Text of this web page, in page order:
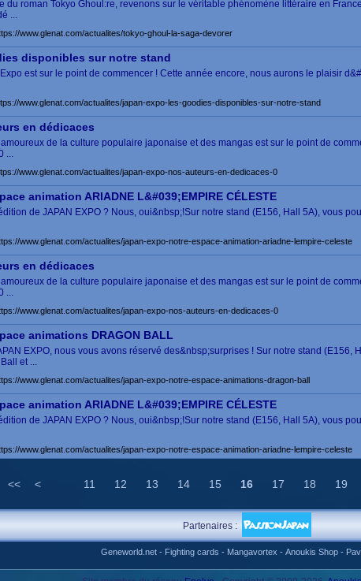
du roman Tokyo Ghoul:re, revenons sur le véritable phénomène littéraire en
...
www.glenat.com/actualites/tokyo-ghoul-la-saga-devorer
disponibles sur notre stand
est sur le point de commencer ! Cette année encore, nous aurons le plaisir
www.glenat.com/actualites/japan-expo-les-goodies-disponibles-sur-notre-stand
en dédicaces
de la culture populaire japonaise et des mangas est sur le point de
...
www.glenat.com/actualites/japan-expo-nos-auteurs-en-dedicaces-0
animation ARIADNE L&#039;EMPIRE CÉLESTE
de JAPAN EXPO ? Nous, oui&nbsp;!Sur notre stand (E156, Hall 5A), vous
www.glenat.com/actualites/japan-expo-notre-espace-animation-ariadne-lempire-celeste
en dédicaces
de la culture populaire japonaise et des mangas est sur le point de
...
www.glenat.com/actualites/japan-expo-nos-auteurs-en-dedicaces-0
animations DRAGON BALL
EXPO, nous vous avons réservé des&nbsp;surprises ! Sur notre stand (E156,
et ...
www.glenat.com/actualites/japan-expo-notre-espace-animations-dragon-ball
animation ARIADNE L&#039;EMPIRE CÉLESTE
de JAPAN EXPO ? Nous, oui&nbsp;!Sur notre stand (E156, Hall 5A), vous
www.glenat.com/actualites/japan-expo-notre-espace-animation-ariadne-lempire-celeste
<< < 11 12 13 14 15 16 17 18 19
Partenaires :
Geneworld.net- Fighting cards - Mangavortex - Anoukis Shop-